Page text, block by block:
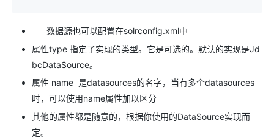
数据源也可以配置在solrconfig.xml中
属性type 指定了实现的类型。它是可选的。默认的实现是Jd
bcDataSource。
属性 name 是datasources的名字，当有多个datasources
时，可以使用name属性加以区分
其他的属性都是随意的，根据你使用的DataSource实现而
定。